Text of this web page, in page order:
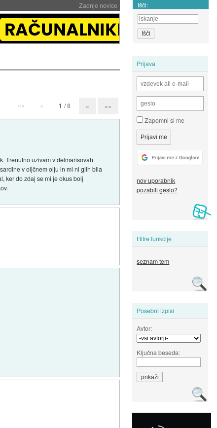
Zadnje novice Išči:
Prijava
Zapomni si me
nov uporabnik
pozabili geslo?
Hitre funkcije
seznam tem
Posebni izpisi
Avtor:
Ključna beseda:
«« « 1 / 8 » »»
Trenutno uživam v delmarisovah
v oljčnem olju in mi ni glih bila
ker do zdaj se mi je okus bolj